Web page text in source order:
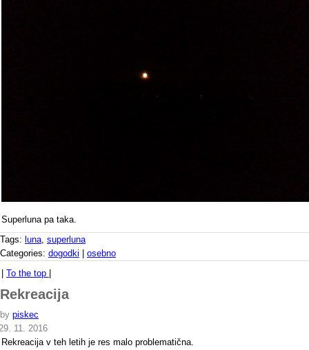
Superluna pa taka.
Tags: luna, superluna
Categories: dogodki
osebno
To the top
Rekreacija
by piskec
11. 2016
Rekreacija v teh letih je res malo problematična.